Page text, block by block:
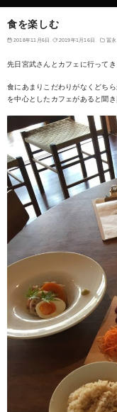
食を楽しむ
2018年11月6日 2019年1月16日 冨
先日宮武さんとカフェに行ってき
食にあまりこだわりがなくどち
を中心としたカフェがあると聞